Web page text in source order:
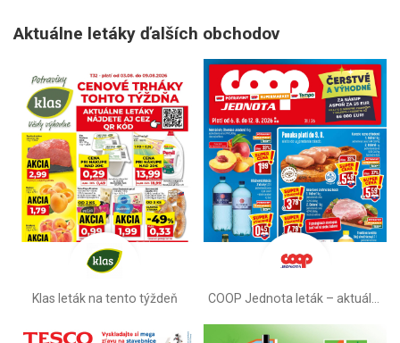
Aktuálne letáky ďalších obchodov
Klas leták na tento týždeň